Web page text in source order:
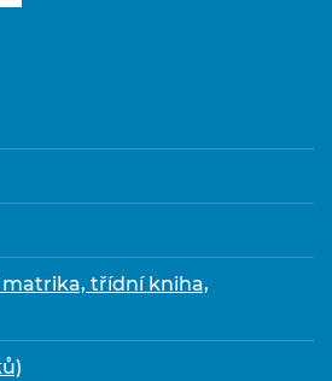
matrika, třídní kniha,